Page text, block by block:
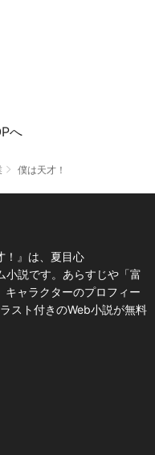
へ
僕は天才！
！』は、夏目心
小説です。あらすじや「富
キャラクターのプロフィー
スト付きのWeb小説が無料